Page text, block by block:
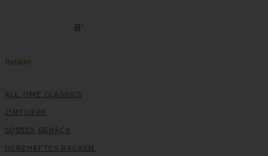
Beliebt
ALL TIME CLASSICS
ZIMTLIEBE
SÜSSES GEBÄCK
HERZHAFTES BACKEN